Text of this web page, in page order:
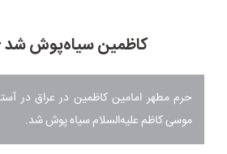
کاظمین سیاه‌پوش شد
حرم مطهر امامین کاظمین در عراق در
موسی کاظم علیه‌السلام سیاه پوش شد.